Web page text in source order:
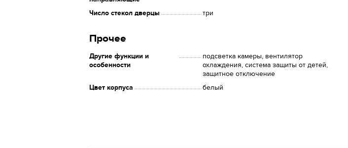
Число стекол дверцы три
Прочее
Другие функции и
особенности
подсветка камеры, вентилятор
охлаждения, система защиты от детей,
защитное отключение
Цвет корпуса
белый